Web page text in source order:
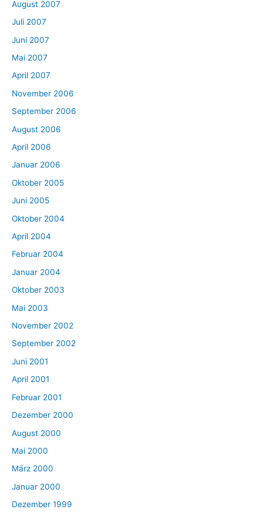
August 2007
Juli 2007
Juni 2007
Mai 2007
April 2007
November 2006
September 2006
August 2006
April 2006
Januar 2006
Oktober 2005
Juni 2005
Oktober 2004
April 2004
Februar 2004
Januar 2004
Oktober 2003
Mai 2003
November 2002
September 2002
Juni 2001
April 2001
Februar 2001
Dezember 2000
August 2000
Mai 2000
März 2000
Januar 2000
Dezember 1999